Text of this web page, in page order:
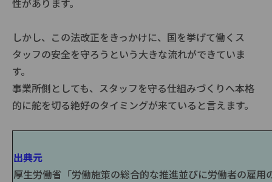
性があります。
しかし、この法改正をきっかけに、国を挙げて働くス
タッフの安全を守ろうという大きな流れができていま
す。
事業所側としても、スタッフを守る仕組みづくりへ本格
的に舵を切る絶好のタイミングが来ていると言えます。
出典元
厚生労働省「労働施策の総合的な推進並びに労働者の雇